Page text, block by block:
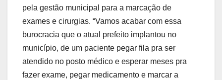
pela gestão municipal para a marcação de
exames e cirurgias. “Vamos acabar com essa
burocracia que o atual prefeito implantou no
município, de um paciente pegar fila pra ser
atendido no posto médico e esperar meses pra
fazer exame, pegar medicamento e marcar a